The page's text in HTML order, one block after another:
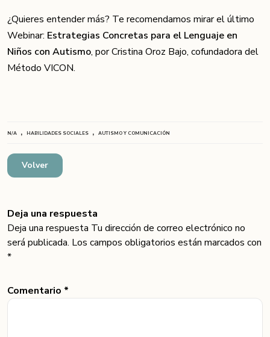
¿Quieres entender más? Te recomendamos mirar el último
Webinar: Estrategias Concretas para el Lenguaje en
Niños con Autismo, por Cristina Oroz Bajo, cofundadora del
Método VICON.
N/A , HABILIDADES SOCIALES , AUTISMO Y COMUNICACIÓN
Volver
Deja una respuesta
Deja una respuesta Tu dirección de correo electrónico no
será publicada. Los campos obligatorios están marcados con
*
Comentario *